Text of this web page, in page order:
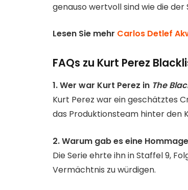
genauso wertvoll sind wie die der
Lesen Sie mehr Carlos Detlef
FAQs zu Kurt Perez
1. Wer war Kurt Perez in The
Kurt Perez war ein geschätztes
das Produktionsteam hinter den
2. Warum gab es eine
Die Serie ehrte ihn in Staffel 9,
Vermächtnis zu würdigen.